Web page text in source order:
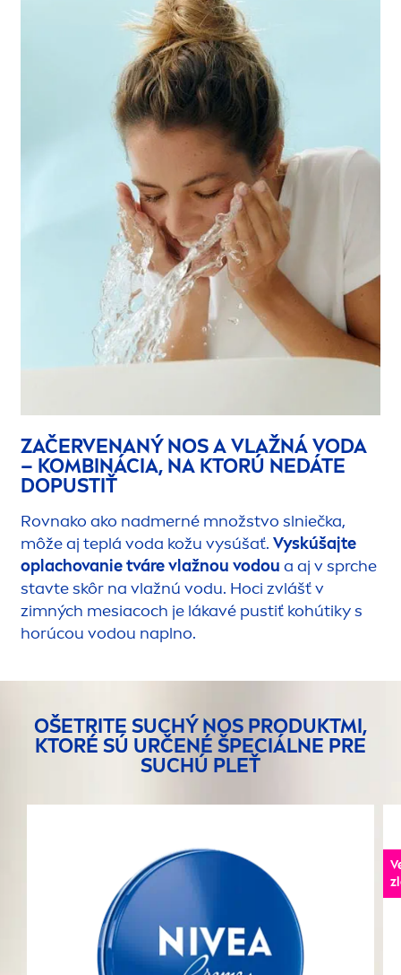
ZAČERVENANÝ NOS A VLAŽNÁ VODA
– KOMBINÁCIA, NA KTORÚ NEDÁTE
DOPUSTIŤ
Rovnako ako nadmerné množstvo slniečka,
môže aj teplá voda kožu vysúšať. Vyskúšajte
oplachovanie tváre vlažnou vodou a aj v sprche
stavte skôr na vlažnú vodu. Hoci zvlášť v
zimných mesiacoch je lákavé pustiť kohútiky s
horúcou vodou naplno.
OŠETRITE SUCHÝ NOS PRODUKTMI,
KTORÉ SÚ URČENÉ ŠPECIÁLNE PRE
SUCHÚ PLEŤ